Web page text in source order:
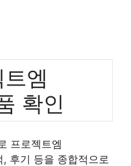
엠
확인
프로젝트엠
후기 등을 종합적으로